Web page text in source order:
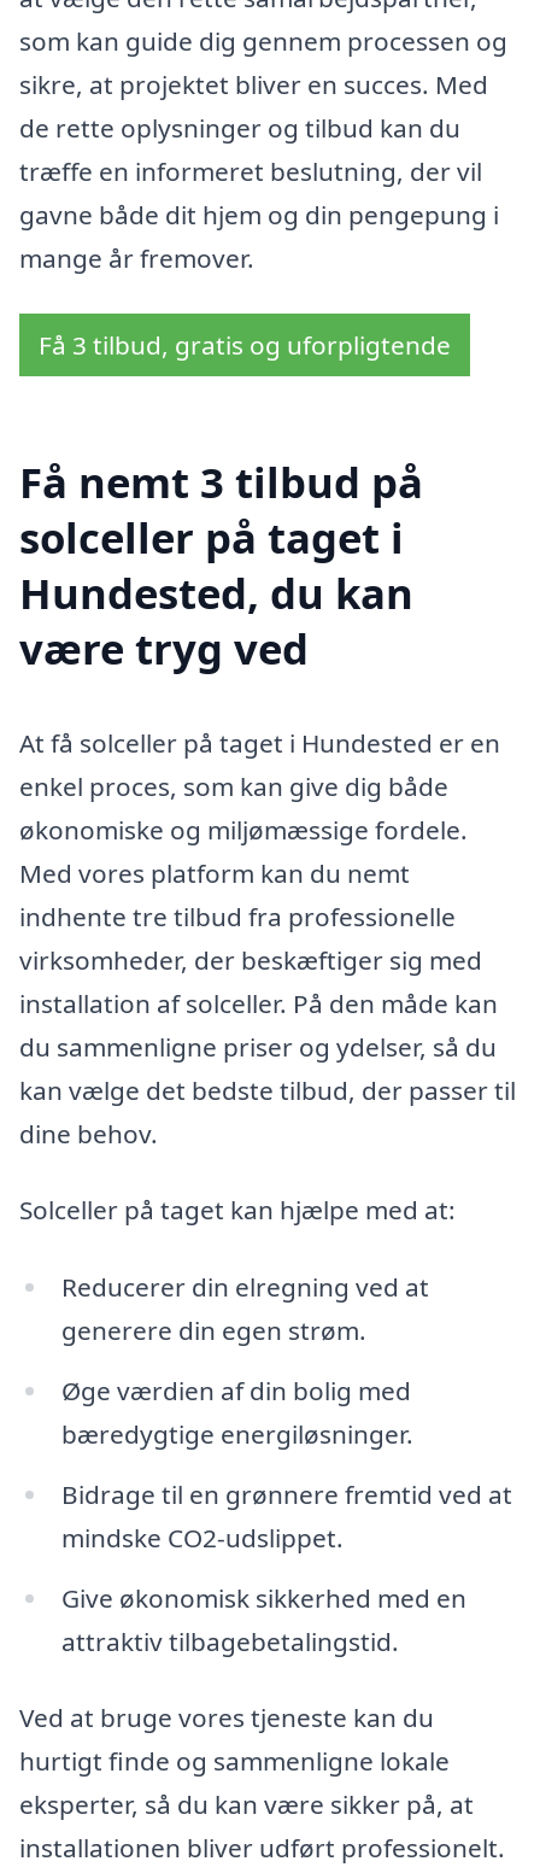
som kan guide dig gennem processen og
sikre, at projektet bliver en succes. Med
de rette oplysninger og tilbud kan du
træffe en informeret beslutning, der vil
gavne både dit hjem og din pengepung i
mange år fremover.
Få 3 tilbud, gratis og uforpligtende
Få nemt 3 tilbud på
solceller på taget i
Hundested, du kan
være tryg ved
At få solceller på taget i Hundested er en
enkel proces, som kan give dig både
økonomiske og miljømæssige fordele.
Med vores platform kan du nemt
indhente tre tilbud fra professionelle
virksomheder, der beskæftiger sig med
installation af solceller. På den måde kan
du sammenligne priser og ydelser, så du
kan vælge det bedste tilbud, der passer til
dine behov.
Solceller på taget kan hjælpe med at:
Reducerer din elregning ved at
generere din egen strøm.
Øge værdien af din bolig med
bæredygtige energiløsninger.
Bidrage til en grønnere fremtid ved at
mindske CO2-udslippet.
Give økonomisk sikkerhed med en
attraktiv tilbagebetalingstid.
Ved at bruge vores tjeneste kan du
hurtigt finde og sammenligne lokale
eksperter, så du kan være sikker på, at
installationen bliver udført professionelt.